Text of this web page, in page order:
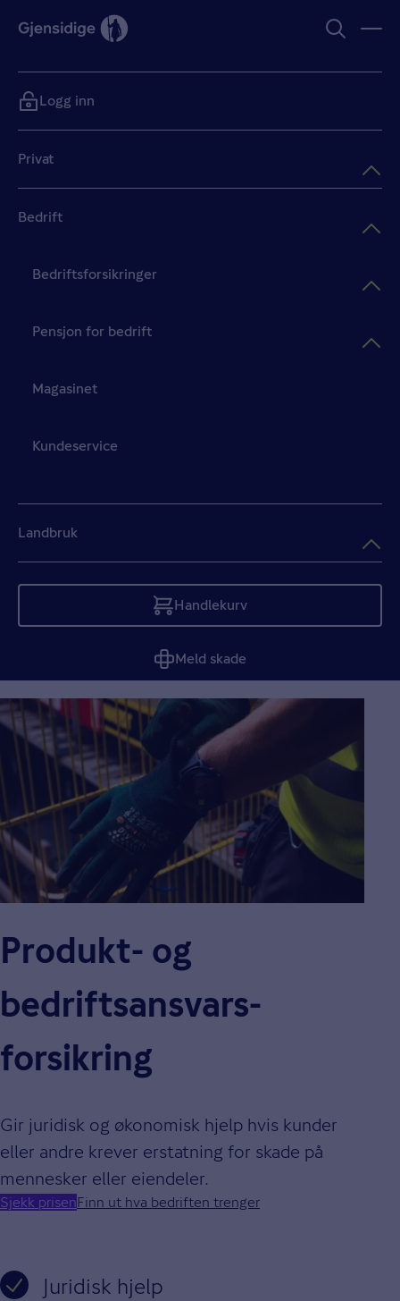
Privat
Bedrift
Bedriftsforsikringer
Pensjon for bedrift
Magasinet
Kundeservice
Landbruk
Handlekurv
Tom
Meld skade
Logg inn
Produkt- og
bedriftsansvars­
forsikring
Gir juridisk og økonomisk hjelp hvis kunder
eller andre krever erstatning for skade på
mennesker eller eiendeler.
Sjekk prisenFinn ut hva bedriften trenger
Juridisk hjelp